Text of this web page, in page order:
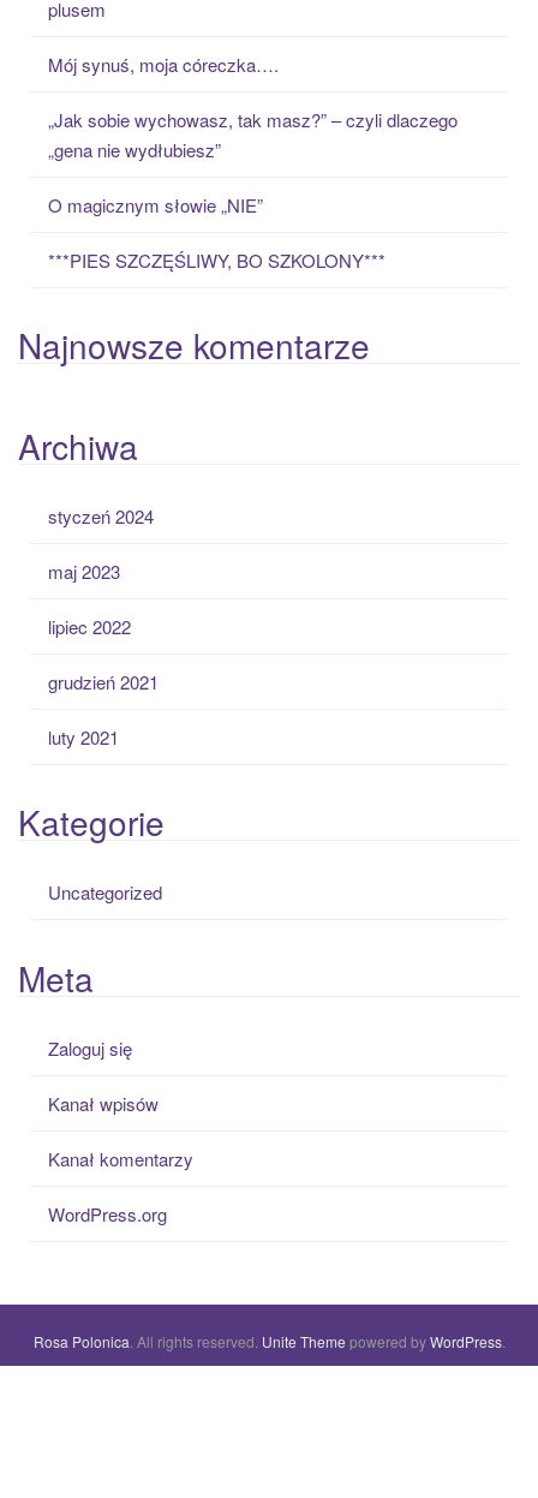
plusem
Mój synuś, moja córeczka….
„Jak sobie wychowasz, tak masz?” – czyli dlaczego
„gena nie wydłubiesz”
O magicznym słowie „NIE”
***PIES SZCZĘŚLIWY, BO SZKOLONY***
Najnowsze komentarze
Archiwa
styczeń 2024
maj 2023
lipiec 2022
grudzień 2021
luty 2021
Kategorie
Uncategorized
Meta
Zaloguj się
Kanał wpisów
Kanał komentarzy
WordPress.org
Rosa Polonica . All rights reserved. Unite Theme powered byWordPress.